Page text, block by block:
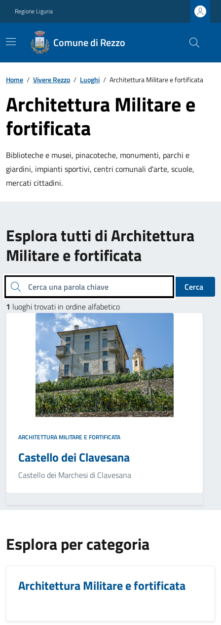
Regione Liguria
Comune di Rezzo
Home / Vivere Rezzo / Luoghi / Architettura Militare e fortificata
Architettura Militare e
fortificata
Biblioteche e musei, pinacoteche, monumenti, parchi e
giardini, impianti sportivi, centri comunali d'arte, scuole,
mercati cittadini.
Esplora tutti di Architettura
Militare e fortificata
Cerca una parola chiave
Cerca
1 luoghi trovati in ordine alfabetico
ARCHITETTURA MILITARE E FORTIFICATA
Castello dei Clavesana
Castello dei Marchesi di Clavesana
Esplora per categoria
Architettura Militare e fortificata